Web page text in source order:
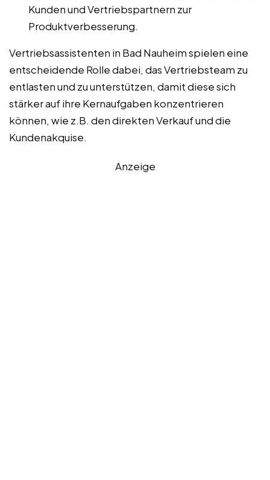
Kunden und Vertriebspartnern zur
Produktverbesserung.
Vertriebsassistenten in Bad Nauheim spielen eine
entscheidende Rolle dabei, das Vertriebsteam zu
entlasten und zu unterstützen, damit diese sich
stärker auf ihre Kernaufgaben konzentrieren
können, wie z.B. den direkten Verkauf und die
Kundenakquise.
Anzeige